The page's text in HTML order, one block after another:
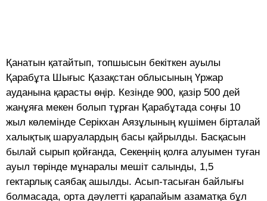
Қанатын қатайтып, топшысын бекіткен ауылы
Қарабұта Шығыс Қазақстан облысының Үржар
ауданына қарасты өңір. Кезінде 900, қазір 500 дей
жанұяға мекен болып тұрған Қарабұтада соңғы 10
жыл көлемінде Серікхан Аязұлының күшімен бірталай
халықтық шаруалардың басы қайрылды. Басқасын
былай сырып қойғанда, Секеңнің қолға алуымен туған
ауыл төрінде мұнаралы мешіт салынды, 1,5
гектарлық саябақ ашылды. Асып-тасыған байлығы
болмасада, орта дәулетті қарапайым азаматқа бұл